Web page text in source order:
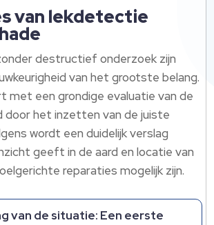
van lekdetectie
destructief onderzoek zijn
van het grootste belang.
met een grondige evaluatie van de
door het inzetten van de juiste
wordt een duidelijk verslag
geeft in de aard en locatie van
reparaties mogelijk zijn.
van de situatie: Een eerste